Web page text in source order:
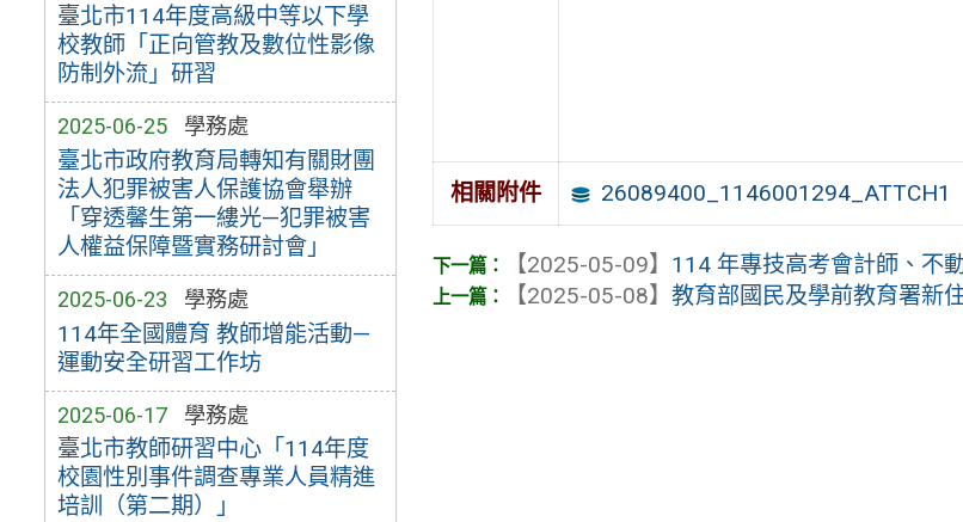
臺北市114年度高級中等以下學
校教師「正向管教及數位性影像
防制外流」研習
2025-06-25 學務處
臺北市政府教育局轉知有關財團
法人犯罪被害人保護協會舉辦
「穿透馨生第一縷光—犯罪被害
人權益保障暨實務研討會」
2025-06-23 學務處
114年全國體育 教師增能活動—
運動安全研習工作坊
2025-06-17 學務處
臺北市教師研習中心「114年度
校園性別事件調查專業人員精進
培訓（第二期）」
相關附件 26089400_1146001294_ATTCH1
【2025-05-09】 114 年專技高考會計師、不
【2025-05-08】教育部國民及學前教育署新